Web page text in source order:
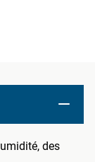
des